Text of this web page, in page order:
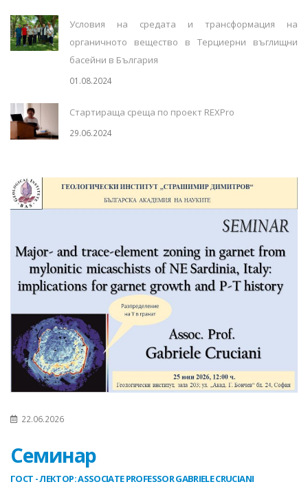
Условия на средата и трансформация на
органичното вещество в Терциерни въглищни
басейни в България
01.08.2024
Стартираща среща по проект REXPro
29.06.2024
22.06.2026
Семинар
ГОСТ - ЛЕКТОР: ASSOCIATE PROFESSOR GABRIELE CRUCIANI